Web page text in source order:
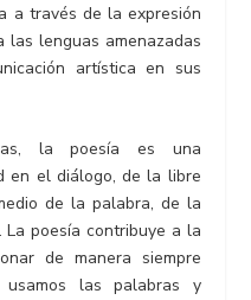
a través de la expresión
lenguas amenazadas
artística en sus
la poesía es una
en el diálogo, de la libre
de la palabra, de la
poesía contribuye a la
de manera siempre
las palabras y